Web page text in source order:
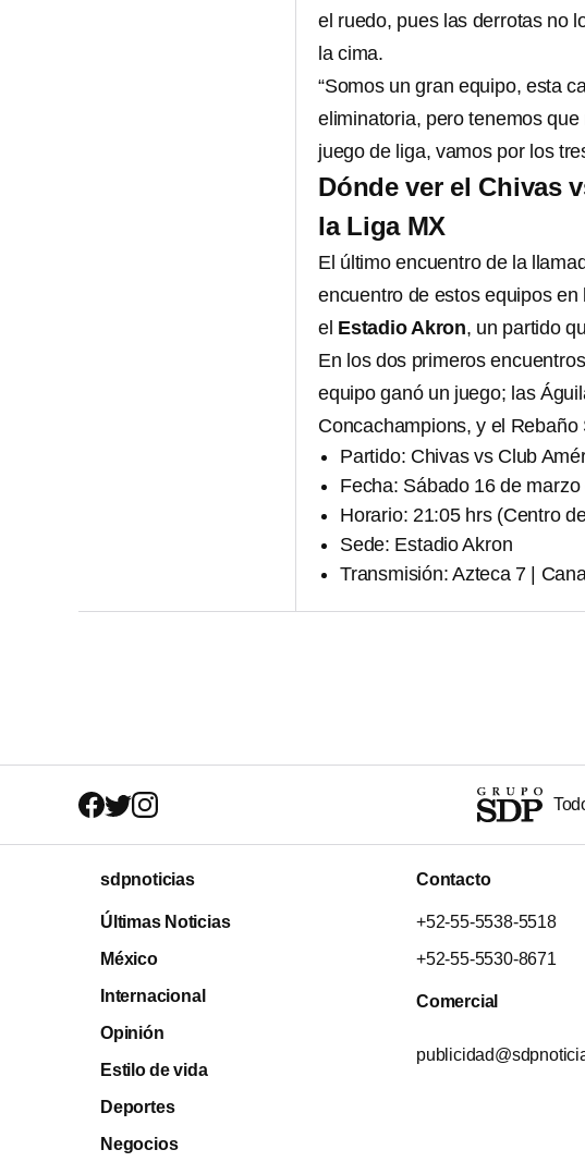
el ruedo, pues las derrotas no
la cima.
“Somos un gran equipo, esta
eliminatoria, pero tenemos
juego de liga, vamos por los
Dónde ver el Chivas
la Liga MX
El último encuentro de la
encuentro de estos equipos
el Estadio Akron, un partido
En los dos primeros
equipo ganó un juego; las
Concachampions, y el
Partido: Chivas vs Club
Fecha: Sábado 16 de
Horario: 21:05 hrs (Centro
Sede: Estadio Akron
Transmisión: Azteca 7 |
sdpnoticias
Últimas Noticias
México
Internacional
Opinión
Estilo de vida
Deportes
Negocios
Contacto
+52-55-5538-5518
+52-55-5530-8671
Comercial